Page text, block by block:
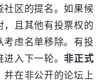
区的提名。如果候
且其他有投票权的
虑名单移除。有投
入下一轮。 非正式
并在非公开的论坛上